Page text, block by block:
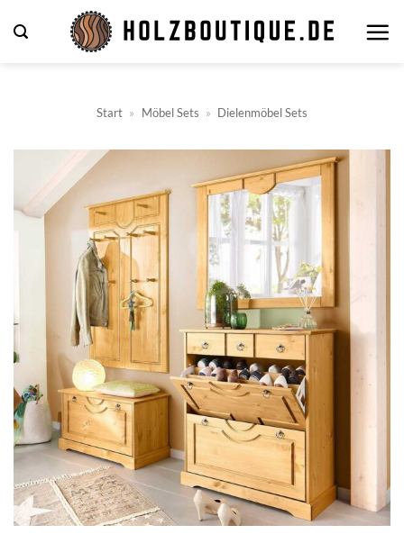
Inhalt
Start » Möbel Sets » Dielenmöbel Sets